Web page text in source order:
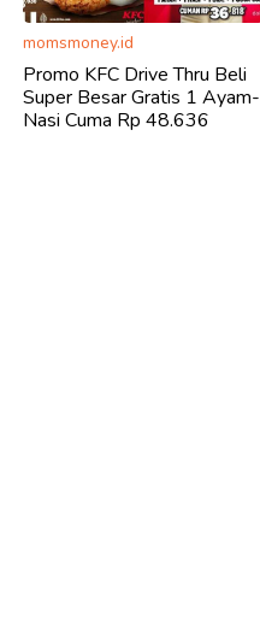
momsmoney.id
Promo KFC Drive Thru Beli
Super Besar Gratis 1 Ayam-
Nasi Cuma Rp 48.636